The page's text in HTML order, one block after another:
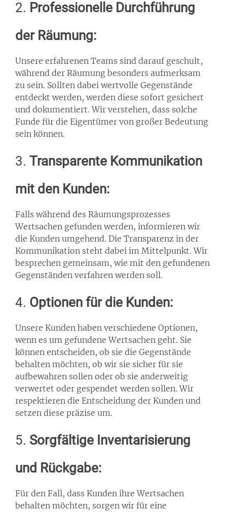
2. Professionelle Durchführung
der Räumung:
Unsere erfahrenen Teams sind darauf geschult,
während der Räumung besonders aufmerksam
zu sein. Sollten dabei wertvolle Gegenstände
entdeckt werden, werden diese sofort gesichert
und dokumentiert. Wir verstehen, dass solche
Funde für die Eigentümer von großer Bedeutung
sein können.
3. Transparente Kommunikation
mit den Kunden:
Falls während des Räumungsprozesses
Wertsachen gefunden werden, informieren wir
die Kunden umgehend. Die Transparenz in der
Kommunikation steht dabei im Mittelpunkt. Wir
besprechen gemeinsam, wie mit den gefundenen
Gegenständen verfahren werden soll.
4. Optionen für die Kunden:
Unsere Kunden haben verschiedene Optionen,
wenn es um gefundene Wertsachen geht. Sie
können entscheiden, ob sie die Gegenstände
behalten möchten, ob wir sie sicher für sie
aufbewahren sollen oder ob sie anderweitig
verwertet oder gespendet werden sollen. Wir
respektieren die Entscheidung der Kunden und
setzen diese präzise um.
5. Sorgfältige Inventarisierung
und Rückgabe:
Für den Fall, dass Kunden ihre Wertsachen
behalten möchten, sorgen wir für eine